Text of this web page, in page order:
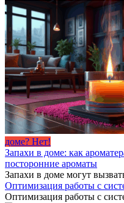
доме? Нет!
Запахи в доме: как
посторонние ароматы
Запахи в доме могут
Оптимизация работы с
Оптимизация работы с